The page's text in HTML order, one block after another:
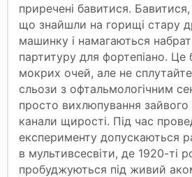
приречені бавитися.
що знайшли на горищі стару
машинку і намагаються
партитуру для фортепіано. Це
мокрих очей, але не
сльози з офтальмологічним
просто вихлюпування зайвого
канали щирості. Під час
експерименту допускаються
в мультивсесвіти, де 1920-ті
пробуджуються під живий